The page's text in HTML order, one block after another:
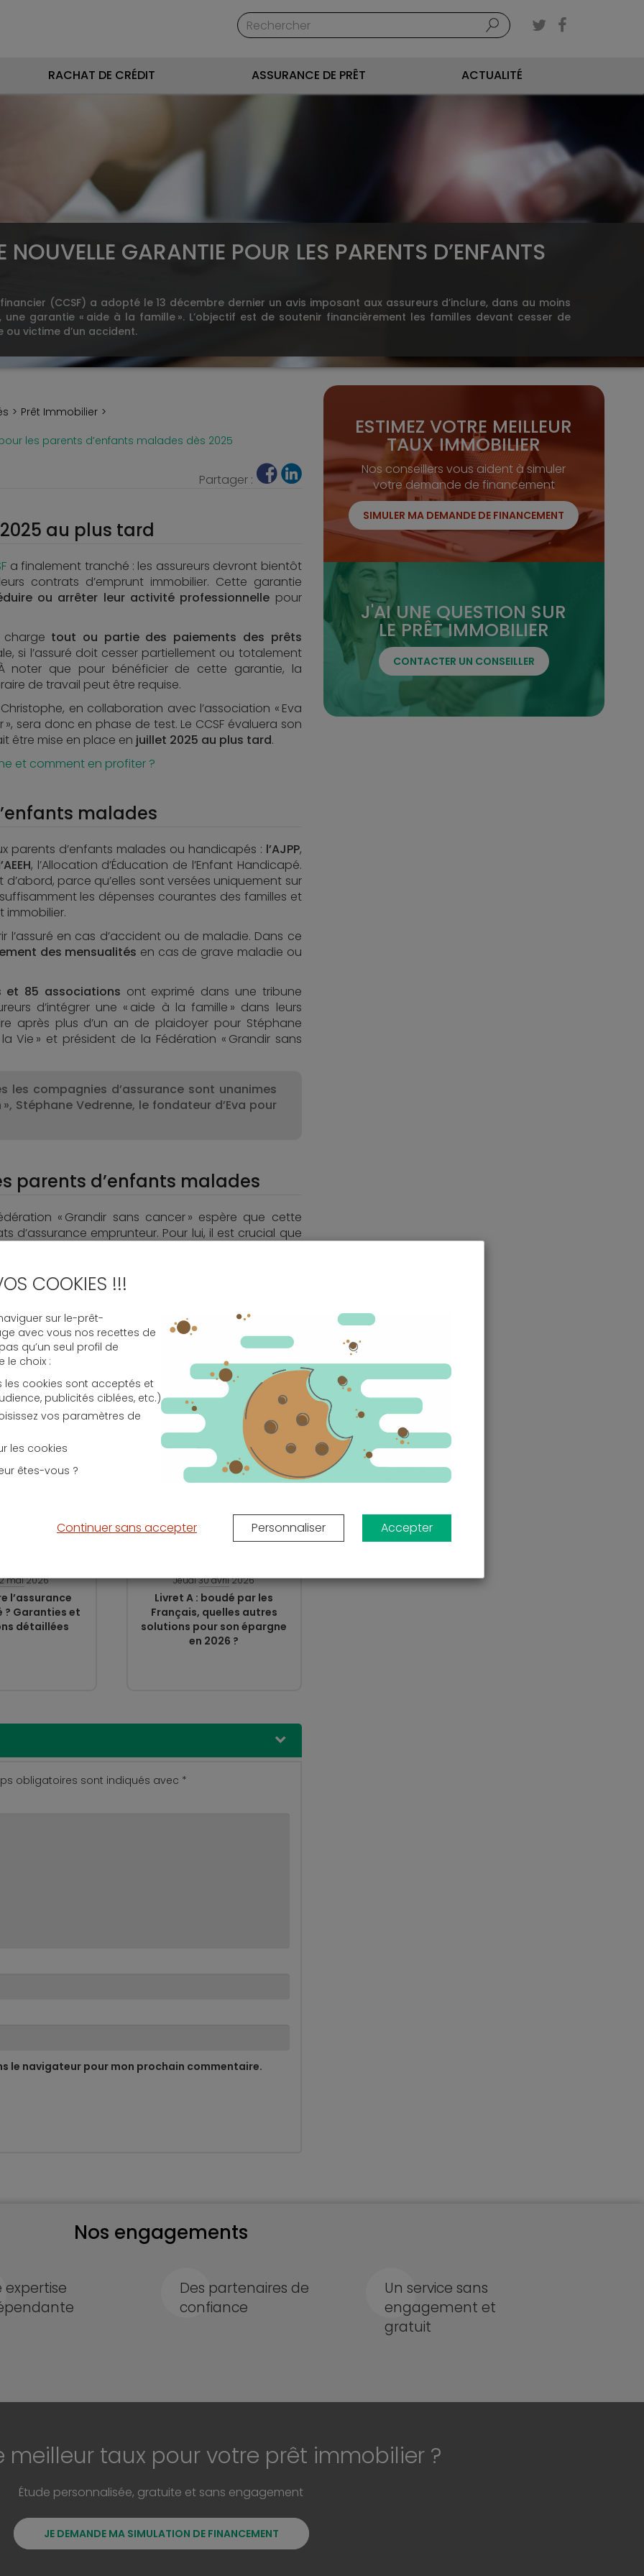
RACHAT DE CRÉDIT ASSURANCE DE PRÊT ACTUALITÉ
GARANTIE POUR LES PARENTS D’ENFANTS
(CCSF) a adopté le 13 décembre dernier un avis imposant aux assureurs d’inclure, dans au moins
garantie « aide à la famille ». L’objectif est de soutenir financièrement les familles devant cesser de
victime d’un accident.
Prêt Immobilier
les parents d’enfants malades dès 2025
Partager :
au plus tard
a finalement tranché : les assureurs devront bientôt
contrats d’emprunt immobilier. Cette garantie
ou arrêter leur activité professionnelle pour
tout ou partie des paiements des prêts
si l’assuré doit cesser partiellement ou totalement
noter que pour bénéficier de cette garantie, la
de travail peut être requise.
en collaboration avec l’association « Eva
sera donc en phase de test. Le CCSF évaluera son
être mise en place en juillet 2025 au plus tard.
et comment en profiter ?
malades
parents d’enfants malades ou handicapés : l’AJPP,
, l’Allocation d’Éducation de l’Enfant Handicapé.
parce qu’elles sont versées uniquement sur
les dépenses courantes des familles et
l’assuré en cas d’accident ou de maladie. Dans ce
des mensualités en cas de grave maladie ou
et 85 associations ont exprimé dans une tribune
d’intégrer une « aide à la famille » dans leurs
après plus d’un an de plaidoyer pour Stéphane
Vie » et président de la Fédération « Grandir sans
les compagnies d’assurance sont unanimes
Stéphane Vedrenne, le fondateur d’Eva pour
parents d’enfants malades
« Grandir sans cancer » espère que cette
d’assurance emprunteur. Pour lui, il est crucial que
les familles
. Bien que l’avis mentionne une couverture
insiste pour que la prise en charge soit intégrale
mensualité du crédit immobilier.
le président de la Fédération « Grandir sans
s’étendre aux
travailleurs indépendants,
une mesure similaire soit envisagée »,
mai 2026
l’assurance
Garanties et
détaillées
Jeudi 30 avril 2026
Livret A : boudé par les
Français, quelles autres
solutions pour son épargne
en 2026 ?
obligatoires sont indiqués avec *
le navigateur pour mon prochain commentaire.
ESTIMEZ VOTRE MEILLEUR
TAUX IMMOBILIER
Nos conseillers vous aident à simuler
votre demande de financement
SIMULER MA DEMANDE DE FINANCEMENT
J'AI UNE QUESTION SUR
LE PRÊT IMMOBILIER
CONTACTER UN CONSEILLER
Nos engagements
expertise
Des partenaires de
confiance
Un service sans
engagement et
gratuit
meilleur taux pour votre prêt immobilier ?
Étude personnalisée, gratuite et sans engagement
JE DEMANDE MA SIMULATION DE FINANCEMENT
COOKIES !!!
sur le-prêt-
avec vous nos recettes de
qu’un seul profil de
le choix :
les cookies sont acceptés et
publicités ciblées, etc.)
vos paramètres de
les cookies
êtes-vous ?
Continuer sans accepter Personnaliser Accepter